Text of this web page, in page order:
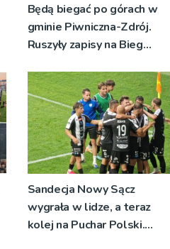
Będą biegać po górach w
gminie Piwniczna-Zdrój.
Ruszyły zapisy na Bieg
Sandecja Nowy Sącz
wygrała w lidze, a teraz
kolej na Puchar Polski.